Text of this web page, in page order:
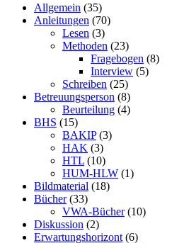
Allgemein (35)
Anleitungen (70)
Lesen (3)
Methoden (23)
Fragebogen (8)
Interview (5)
Schreiben (25)
Betreuungsperson (8)
Beurteilung (4)
BHS (15)
BAKIP(3)
HAK (3)
HTL (10)
HUM-HLW (1)
Bildmaterial (18)
Bücher(33)
VWA-Bücher(10)
Diskussion (2)
Erwartungshorizont (6)